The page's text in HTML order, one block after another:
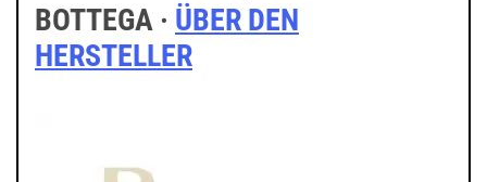
BOTTEGA · ÜBER DEN
HERSTELLER